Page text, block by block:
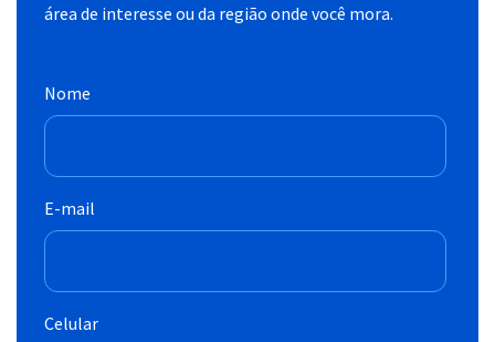
área de interesse ou da região onde você mora.
Nome
E-mail
Celular